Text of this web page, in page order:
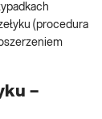
(procedura
–